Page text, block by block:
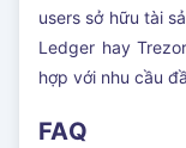
users sở hữu tài
Ledger hay
hợp với nhu cầu
FAQ